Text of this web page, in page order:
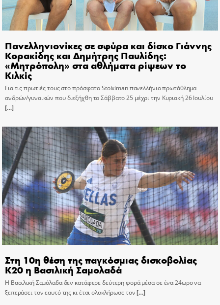
Πανελληνιονίκες σε σφύρα και δίσκο Γιάννης
Κορακίδης και Δημήτρης Παυλίδης:
«Μητρόπολη» στα αθλήματα ρίψεων το
Κιλκίς
Για τις πρωτιές τους στο πρόσφατο Stoiximan πανελλήνιο πρωτάθλημα
ανδρών/γυναικών που διεξήχθη το Σάββατο 25 μέχρι την Κυριακή 26 Ιουλίου
[…]
Στη 10η θέση της παγκόσμιας δισκοβολίας
Κ20 η Βασιλική Σαμολαδά
Η Βασιλική Σαμόλαδα δεν κατάφερε δεύτερη φορά μέσα σε ένα 24ωρο να
ξεπεράσει τον εαυτό της κι έτσι ολοκλήρωσε τον[…]